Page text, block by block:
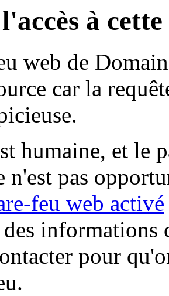
à
web de
car la
humaine, et le
n'est pas
feu web activé
informations
pour